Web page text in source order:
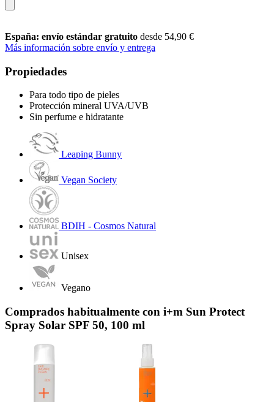
España: envío estándar gratuito desde 54,90 €
Más información sobre envío y entrega
Propiedades
Para todo tipo de pieles
Protección mineral UVA/UVB
Sin perfume e hidratante
Leaping Bunny
Vegan Society
BDIH - Cosmos Natural
Unisex
Vegano
Comprados habitualmente con i+m Sun Protect
Spray Solar SPF 50, 100 ml